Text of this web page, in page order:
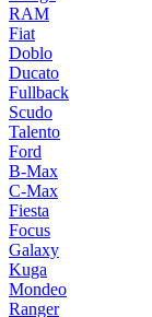
RAM
Fiat
Doblo
Ducato
Fullback
Scudo
Talento
Ford
B-Max
C-Max
Fiesta
Focus
Galaxy
Kuga
Mondeo
Ranger